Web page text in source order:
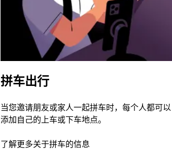
拼车出行
当您邀请朋友或家人一起拼车时，每个人都可以
添加自己的上车或下车地点。
了解更多关于拼车的信息